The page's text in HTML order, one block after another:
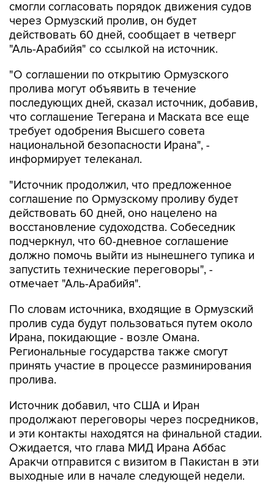
смогли согласовать порядок движения судов
через Ормузский пролив, он будет
действовать 60 дней, сообщает в четверг
"Аль-Арабийя" со ссылкой на источник.
"О соглашении по открытию Ормузского
пролива могут объявить в течение
последующих дней, сказал источник, добавив,
что соглашение Тегерана и Маската все еще
требует одобрения Высшего совета
национальной безопасности Ирана", -
информирует телеканал.
"Источник продолжил, что предложенное
соглашение по Ормузскому проливу будет
действовать 60 дней, оно нацелено на
восстановление судоходства. Собеседник
подчеркнул, что 60-дневное соглашение
должно помочь выйти из нынешнего тупика и
запустить технические переговоры", -
отмечает "Аль-Арабийя".
По словам источника, входящие в Ормузский
пролив суда будут пользоваться путем около
Ирана, покидающие - возле Омана.
Региональные государства также смогут
принять участие в процессе разминирования
пролива.
Источник добавил, что США и Иран
продолжают переговоры через посредников,
и эти контакты находятся на финальной стадии.
Ожидается, что глава МИД Ирана Аббас
Аракчи отправится с визитом в Пакистан в эти
выходные или в начале следующей недели.